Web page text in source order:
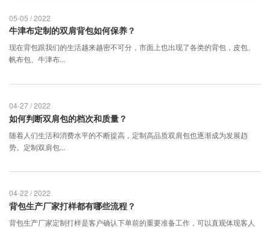
牛津布定制的双肩背包如何保养？
现在背包跟我们的生活越来越密不可分，市面上也出现了各类的背包，皮包、
帆布包、牛津布...
05-05 / 2022
如何判断双肩包的档次和质量？
随着人们生活和消费水平的不断提高，定制高品质双肩包也逐渐成为发展趋
势。定制双肩包...
04-27 / 2022
背包生产厂家打样都有哪些流程？
背包生产厂家定制打样是客户确认下单前的重要准备工作，可以直观体现客人
04-22 / 2022